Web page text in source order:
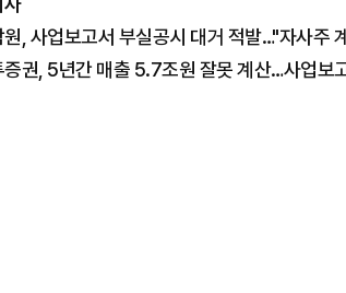
, 사업보고서 부실공시 대거 적발…"자사주
증권, 5년간 매출 5.7조원 잘못 계산…사업보